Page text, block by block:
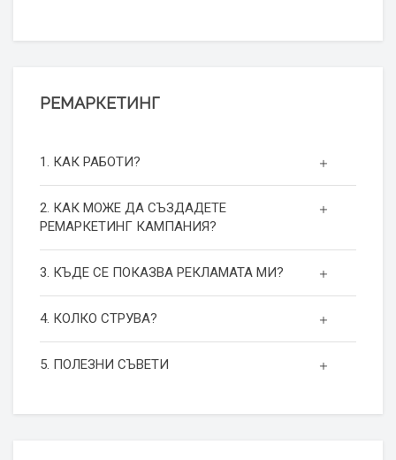
РЕМАРКЕТИНГ
1. КАК РАБОТИ?
2. КАК МОЖЕ ДА СЪЗДАДЕТЕ
РЕМАРКЕТИНГ КАМПАНИЯ?
3. КЪДЕ СЕ ПОКАЗВА РЕКЛАМАТА МИ?
4. КОЛКО СТРУВА?
5. ПОЛЕЗНИ СЪВЕТИ